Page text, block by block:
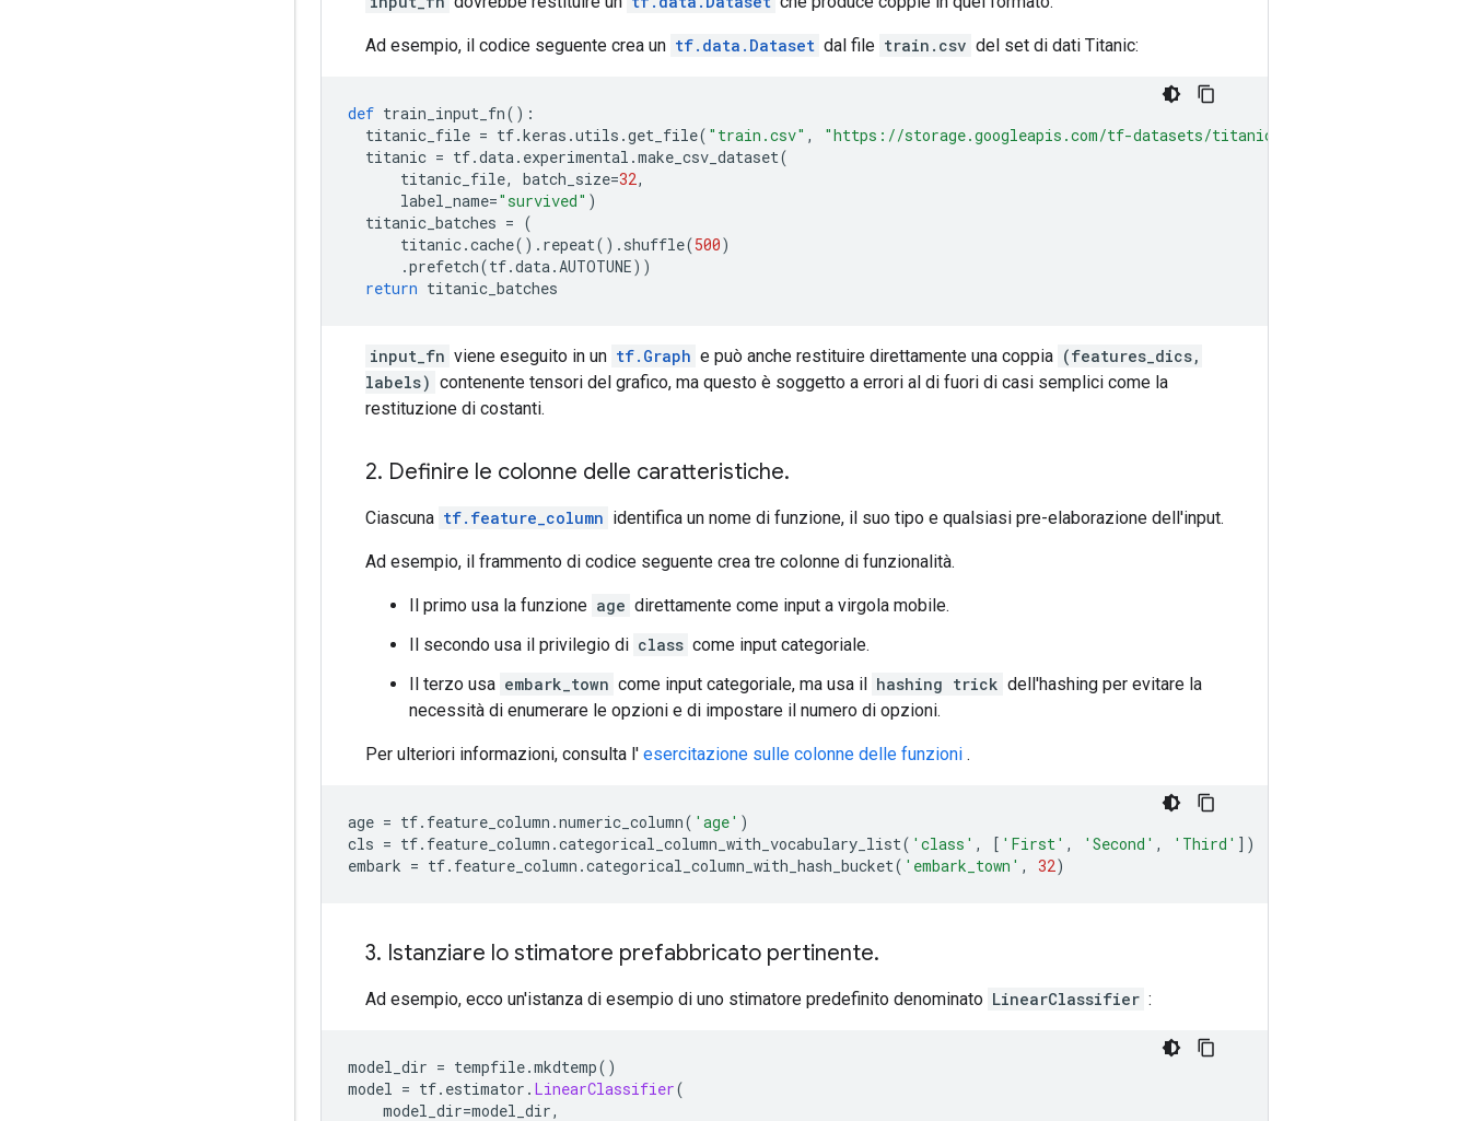
Ad esempio, il codice seguente crea un tf.data.Dataset dal file train.csv del set di dati Titanic:
def train_input_fn():
titanic_file = tf.keras .utils .get_file( "train.csv" , "https://storage.googleapis.com/tf-datasets/titanic/train.csv"
titanic = tf.data. experimental .make_csv_dataset(
titanic_file, batch_size=32,
label_name="survived" )
titanic_batches = (
titanic.cache(). repeat(). shuffle(500)
.prefetch(tf.data.AUTOTUNE))
return titanic_batches
input_fn viene eseguito in un tf.Graph e può anche restituire direttamente una coppia (features_dics,
labels) contenente tensori del grafico, ma questo è soggetto a errori al di fuori di casi semplici come la
restituzione di costanti.
2. Definire le colonne delle caratteristiche.
Ciascuna tf.feature_column identifica un nome di funzione, il suo tipo e qualsiasi pre-elaborazione dell'input.
Ad esempio, il frammento di codice seguente crea tre colonne di funzionalità.
Il primo usa la funzione age direttamente come input a virgola mobile.
Il secondo usa il privilegio di class come input categoriale.
Il terzo usa embark_town come input categoriale, ma usa il hashing trick dell'hashing per evitare la
necessità di enumerare le opzioni e di impostare il numero di opzioni.
Per ulteriori informazioni, consulta l' esercitazione sulle colonne delle funzioni .
age = tf. feature_column .numeric_column( 'age' )
cls = tf. feature_column .categorical_column_with_vocabulary_list( 'class' , [ 'First' , 'Second' , 'Third' ])
embark = tf. feature_column .categorical_column_with_hash_bucket( 'embark_town' , 32)
3. Istanziare lo stimatore prefabbricato pertinente.
Ad esempio, ecco un'istanza di esempio di uno stimatore predefinito denominato LinearClassifier :
model_dir = tempfile.mkdtemp()
model = tf. estimator . LinearClassifier(
model_dir=model_dir,